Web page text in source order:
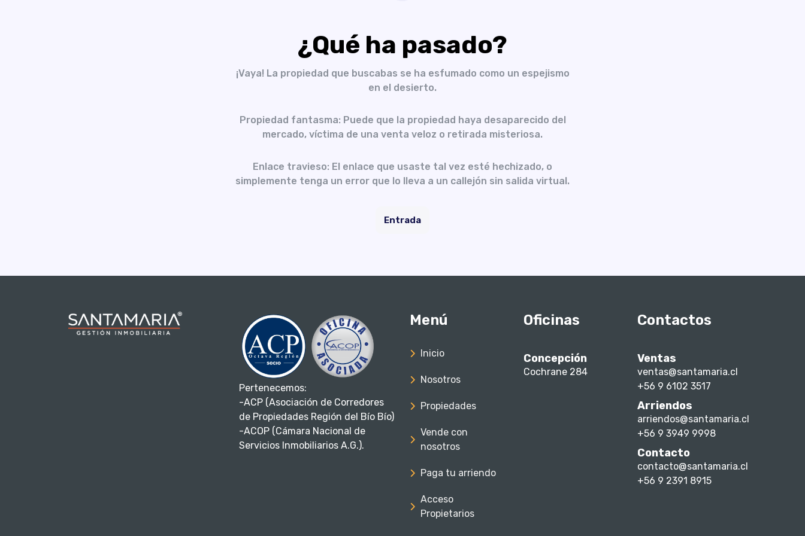
¿Qué ha pasado?
¡Vaya! La propiedad que buscabas se ha esfumado como un espejismo
en el desierto.
Propiedad fantasma: Puede que la propiedad haya desaparecido del
mercado, víctima de una venta veloz o retirada misteriosa.
Enlace travieso: El enlace que usaste tal vez esté hechizado, o
simplemente tenga un error que lo lleva a un callejón sin salida virtual.
Entrada
Pertenecemos:
-ACP (Asociación de Corredores
de Propiedades Región del Bío Bío)
-ACOP (Cámara Nacional de
Servicios Inmobiliarios A.G.).
Menú
Inicio
Nosotros
Propiedades
Vende con
nosotros
Paga tu arriendo
Acceso
Propietarios
Oficinas
Concepción
Cochrane 284
Contactos
Ventas
ventas@santamaria.cl
+56 9 6102 3517
Arriendos
arriendos@santamaria.cl
+56 9 3949 9998
Contacto
contacto@santamaria.cl
+56 9 2391 8915